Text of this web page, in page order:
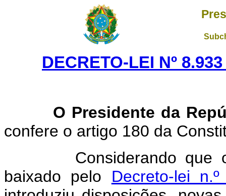
DECRETO-LEI Nº
O Presidente da
confere o artigo 180 da
Considerando que o
baixado pelo Decreto-lei